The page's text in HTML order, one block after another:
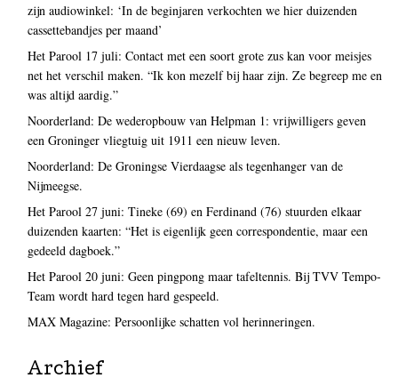
zijn audiowinkel: ‘In de beginjaren verkochten we hier duizenden
cassettebandjes per maand’
Het Parool 17 juli: Contact met een soort grote zus kan voor meisjes
net het verschil maken. “Ik kon mezelf bij haar zijn. Ze begreep me en
was altijd aardig.”
Noorderland: De wederopbouw van Helpman 1: vrijwilligers geven
een Groninger vliegtuig uit 1911 een nieuw leven.
Noorderland: De Groningse Vierdaagse als tegenhanger van de
Nijmeegse.
Het Parool 27 juni: Tineke (69) en Ferdinand (76) stuurden elkaar
duizenden kaarten: “Het is eigenlijk geen correspondentie, maar een
gedeeld dagboek.”
Het Parool 20 juni: Geen pingpong maar tafeltennis. Bij TVV Tempo-
Team wordt hard tegen hard gespeeld.
MAX Magazine: Persoonlijke schatten vol herinneringen.
Archief